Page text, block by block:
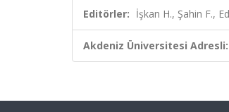
Editörler: İşkan H., Şahin F.,
Akdeniz Üniversitesi Adresli: